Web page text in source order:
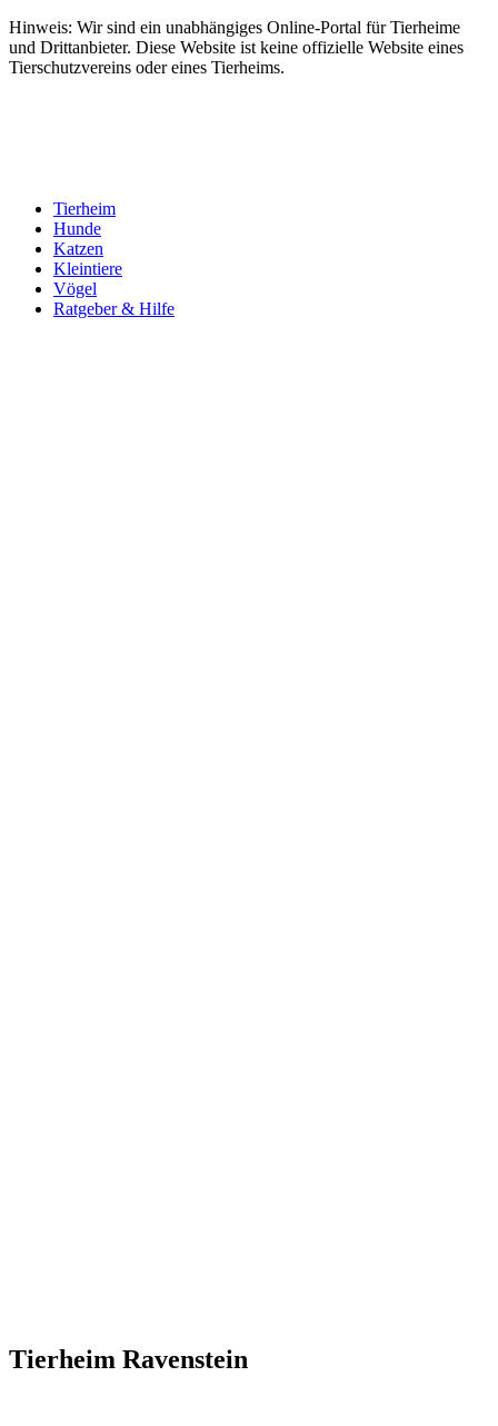
Hinweis: Wir sind ein unabhängiges Online-Portal für Tierheime
und Drittanbieter. Diese Website ist keine offizielle Website eines
Tierschutzvereins oder eines Tierheims.
Tierheim
Hunde
Katzen
Kleintiere
Vögel
Ratgeber & Hilfe
Tierheim Ravenstein